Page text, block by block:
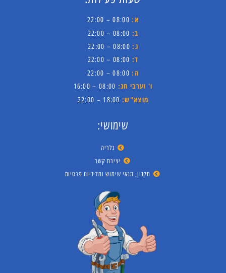
א:08:00 – 22:00
ב:
ג:08:00 – 22:00
ד:
ה:08:00 – 22:00
ו' וערבי חג:
מוצא"ש:18:00 – 22:00
שימושי:
גלריה
יצירת קשר
תקנון, תנאי שימוש ומדיניות פרטיות